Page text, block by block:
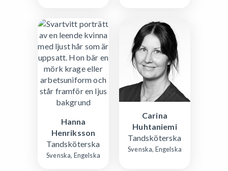
Hanna
Henriksson
Tandsköterska
Svenska, Engelska
Carina
Huhtaniemi
Tandsköterska
Svenska, Engelska